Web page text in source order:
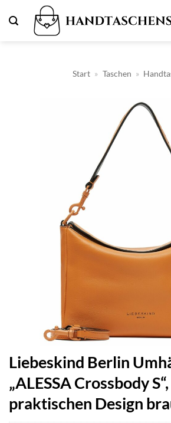
Inhalt
Start » Taschen »
Liebeskind Berlin
„ALESSA Crossbody
praktischen Design